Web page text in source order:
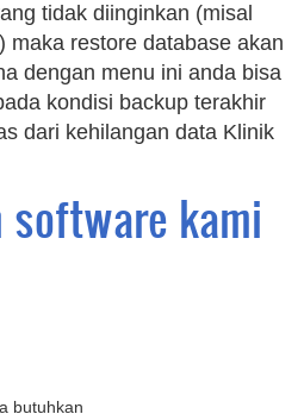
tidak diinginkan (misal
maka restore database akan
dengan menu ini anda bisa
kondisi backup terakhir
dari kehilangan data Klinik
software kami
butuhkan